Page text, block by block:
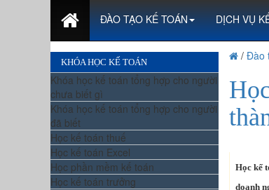
ĐÀO TẠO KẾ TOÁN DỊCH VỤ
KHÓA HỌC KẾ TOÁN
Khóa học kế toán tổng hợp cho người
chưa biết gì
Khóa học kế toán tổng hợp cho người
đã biết
Học kế toán thuế
Học kế toán Excel
Học phần mềm kế toán
Học kế toán trưởng
/ Đào
Học kế
doanh